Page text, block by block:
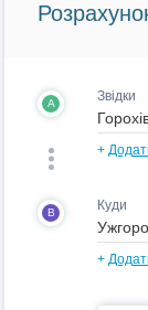
A Звідки
+
B Куди
+